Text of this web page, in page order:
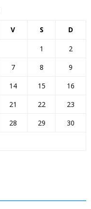
V S D
1
2
7 8
9
14 15
16
21 22
23
28 29
30